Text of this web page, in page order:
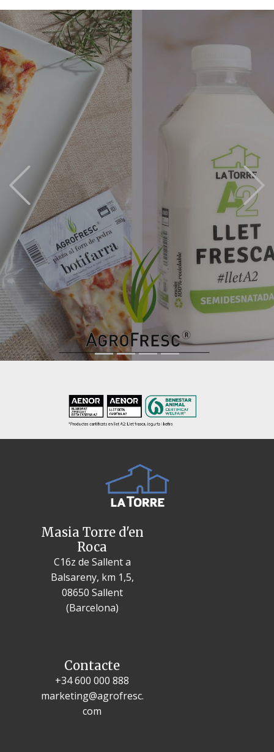
Previous
Masia Torre d'en
Roca
C16z de Sallent a
Balsareny, km 1,5,
08650 Sallent
(Barcelona)
Contacte
+34 600 000 888
marketing@agrofresc.
com